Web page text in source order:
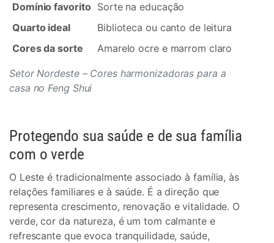
Setor Nordeste – Cores harmonizadoras para a
casa no Feng Shui
Domínio favorito Sorte na educação
Quarto ideal
Biblioteca ou canto de leitura
Cores da sorte
Amarelo ocre e marrom claro
Protegendo sua saúde e de sua família
com o verde
O Leste é tradicionalmente associado à família, às
relações familiares e à saúde. É a direção que
representa crescimento, renovação e vitalidade. O
verde, cor da natureza, é um tom calmante e
refrescante que evoca tranquilidade, saúde,